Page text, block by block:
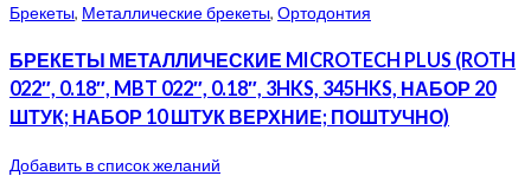
Брекеты, Металлические брекеты, Ортодонтия
БРЕКЕТЫ МЕТАЛЛИЧЕСКИЕ MICROTECH PLUS (ROTH
022″, 0.18″, MBT 022″, 0.18″, 3HKS, 345HKS, НАБОР 20
ШТУК; НАБОР 10 ШТУК ВЕРХНИЕ; ПОШТУЧНО)
Добавить в список желаний